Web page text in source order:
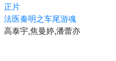
正片
法医秦明之车尾游魂
高泰宇,焦曼婷,潘蕾亦